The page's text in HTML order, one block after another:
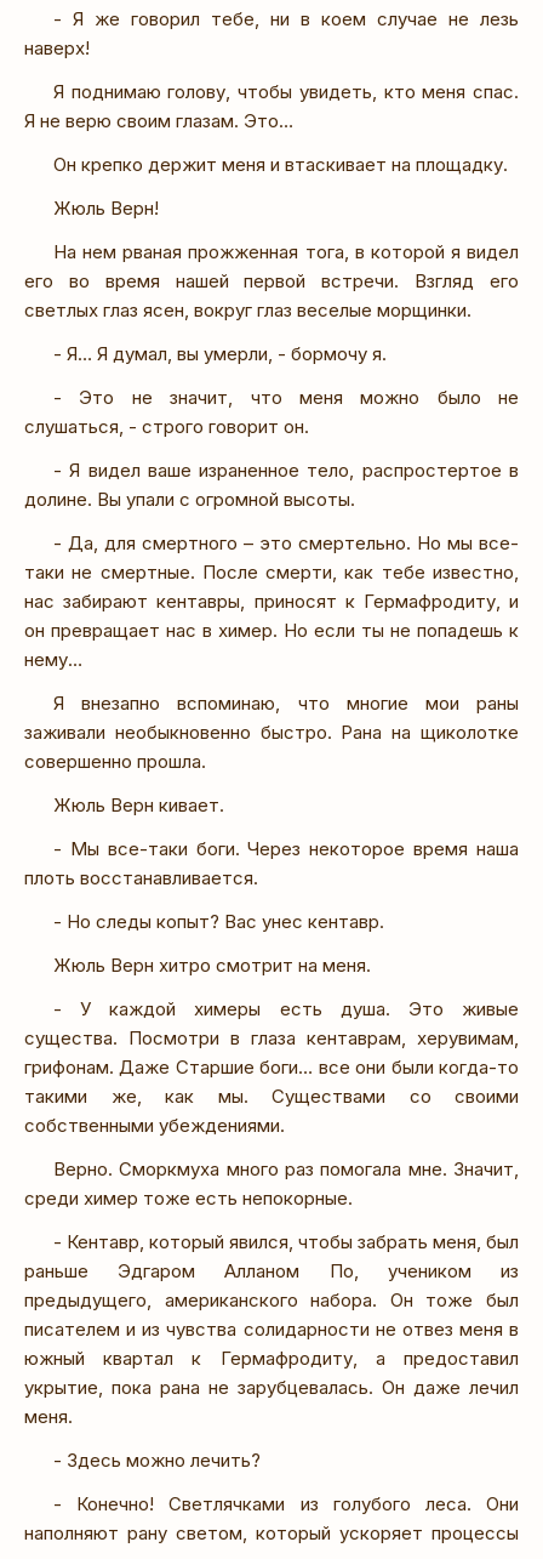
- Я же говорил тебе, ни в коем случае не лезь
наверх!
Я поднимаю голову, чтобы увидеть, кто меня спас.
Я не верю своим глазам. Это…
Он крепко держит меня и втаскивает на площадку.
Жюль Верн!
На нем рваная прожженная тога, в которой я видел
его во время нашей первой встречи. Взгляд его
светлых глаз ясен, вокруг глаз веселые морщинки.
- Я… Я думал, вы умерли, - бормочу я.
- Это не значит, что меня можно было не
слушаться, - строго говорит он.
- Я видел ваше израненное тело, распростертое в
долине. Вы упали с огромной высоты.
- Да, для смертного – это смертельно. Но мы все-
таки не смертные. После смерти, как тебе известно,
нас забирают кентавры, приносят к Гермафродиту, и
он превращает нас в химер. Но если ты не попадешь к
нему…
Я внезапно вспоминаю, что многие мои раны
заживали необыкновенно быстро. Рана на щиколотке
совершенно прошла.
Жюль Верн кивает.
- Мы все-таки боги. Через некоторое время наша
плоть восстанавливается.
- Но следы копыт? Вас унес кентавр.
Жюль Верн хитро смотрит на меня.
- У каждой химеры есть душа. Это живые
существа. Посмотри в глаза кентаврам, херувимам,
грифонам. Даже Старшие боги… все они были когда-то
такими же, как мы. Существами со своими
собственными убеждениями.
Верно. Сморкмуха много раз помогала мне. Значит,
среди химер тоже есть непокорные.
- Кентавр, который явился, чтобы забрать меня, был
раньше Эдгаром Алланом По, учеником из
предыдущего, американского набора. Он тоже был
писателем и из чувства солидарности не отвез меня в
южный квартал к Гермафродиту, а предоставил
укрытие, пока рана не зарубцевалась. Он даже лечил
меня.
- Здесь можно лечить?
- Конечно! Светлячками из голубого леса. Они
наполняют рану светом, который ускоряет процессы